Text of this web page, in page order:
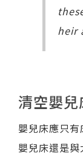
heir
清空嬰兒
嬰兒床應只
嬰兒床還是